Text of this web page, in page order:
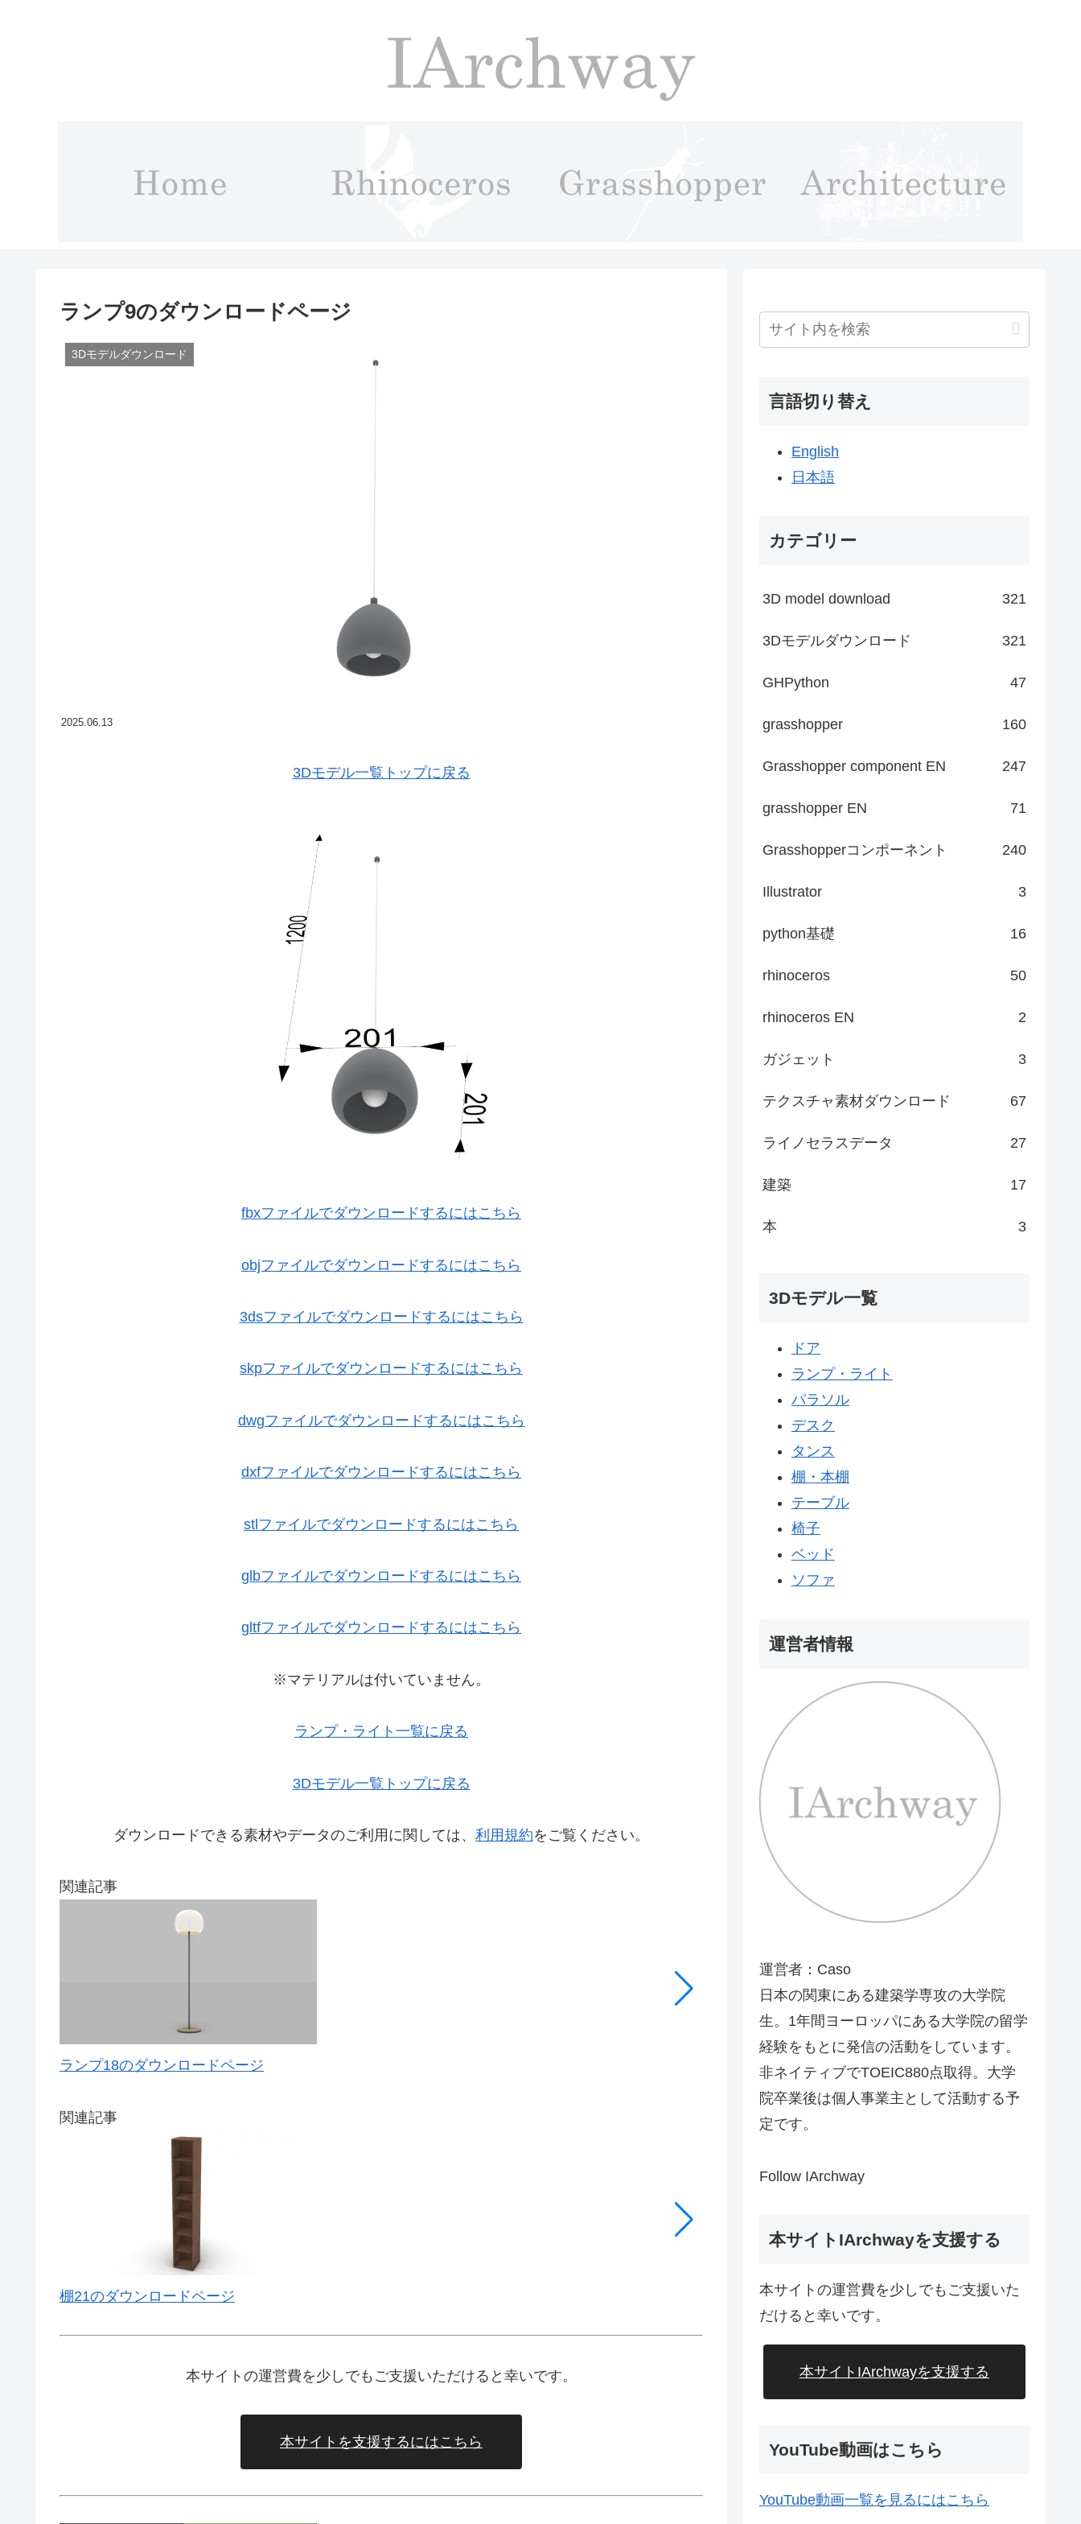
ランプ9のダウンロードページ
3Dモデルダウンロード
2025.06.13
3Dモデル一覧トップに戻る
fbxファイルでダウンロードするにはこちら
objファイルでダウンロードするにはこちら
3dsファイルでダウンロードするにはこちら
skpファイルでダウンロードするにはこちら
dwgファイルでダウンロードするにはこちら
dxfファイルでダウンロードするにはこちら
stlファイルでダウンロードするにはこちら
glbファイルでダウンロードするにはこちら
gltfファイルでダウンロードするにはこちら
※マテリアルは付いていません。
ランプ・ライト一覧に戻る
3Dモデル一覧トップに戻る
ダウンロードできる素材やデータのご利用に関しては、 利用規約をご覧ください。
関連記事
ランプ18のダウンロードページ ランプ5のダウンロードページ
関連記事
棚21のダウンロードページ テーブル7のダウンロードページ
本サイトの運営費を少しでもご支援いただけると幸いです。
本サイトを支援するにはこちら
言語切り替え
English
日本語
カテゴリー
3D model download 321
3Dモデルダウンロード 321
GHPython 47
grasshopper 160
Grasshopper component EN 247
grasshopper EN 71
Grasshopperコンポーネント 240
Illustrator 3
python基礎 16
rhinoceros 50
rhinoceros EN 2
ガジェット 3
テクスチャ素材ダウンロード 67
ライノセラスデータ 27
建築 17
本 3
3Dモデル一覧
ドア
ランプ・ライト
パラソル
デスク
タンス
棚・本棚
テーブル
椅子
ベッド
ソファ
運営者情報
運営者：Caso
日本の関東にある建築学専攻の大学院
生。1年間ヨーロッパにある大学院の留学
経験をもとに発信の活動をしています。
非ネイティブでTOEIC880点取得。大学
院卒業後は個人事業主として活動する予
定です。
Follow IArchway
本サイトIArchwayを支援する
本サイトの運営費を少しでもご支援いた
だけると幸いです。
本サイトIArchwayを支援する
YouTube動画はこちら
YouTube動画一覧を見るにはこちら